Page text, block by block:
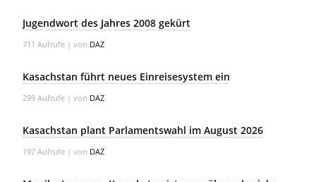
Jugendwort des Jahres 2008 gekürt
711 Aufrufe | von DAZ
Kasachstan führt neues Einreisesystem ein
299 Aufrufe | von DAZ
Kasachstan plant Parlamentswahl im August 2026
197 Aufrufe | von DAZ